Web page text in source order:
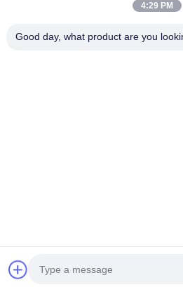
จีน คุณภาพดี ประติมากรรมเคลื่อนไหว ผู้จัดจํ
Shenbaolai International Trade Co.,
4:29 PM
Good day, what product are you